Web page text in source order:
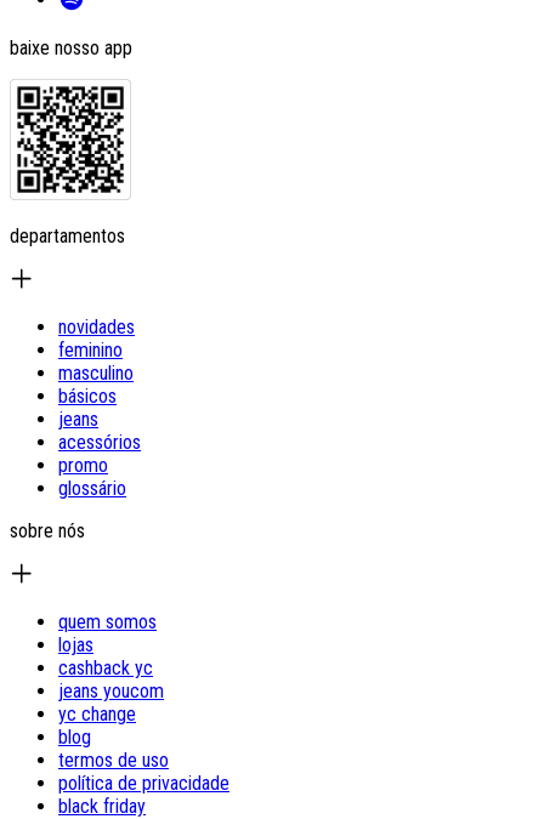
baixe nosso app
departamentos
novidades
feminino
masculino
básicos
jeans
acessórios
promo
glossário
sobre nós
quem somos
lojas
cashback yc
jeans youcom
yc change
blog
termos de uso
política de privacidade
black friday